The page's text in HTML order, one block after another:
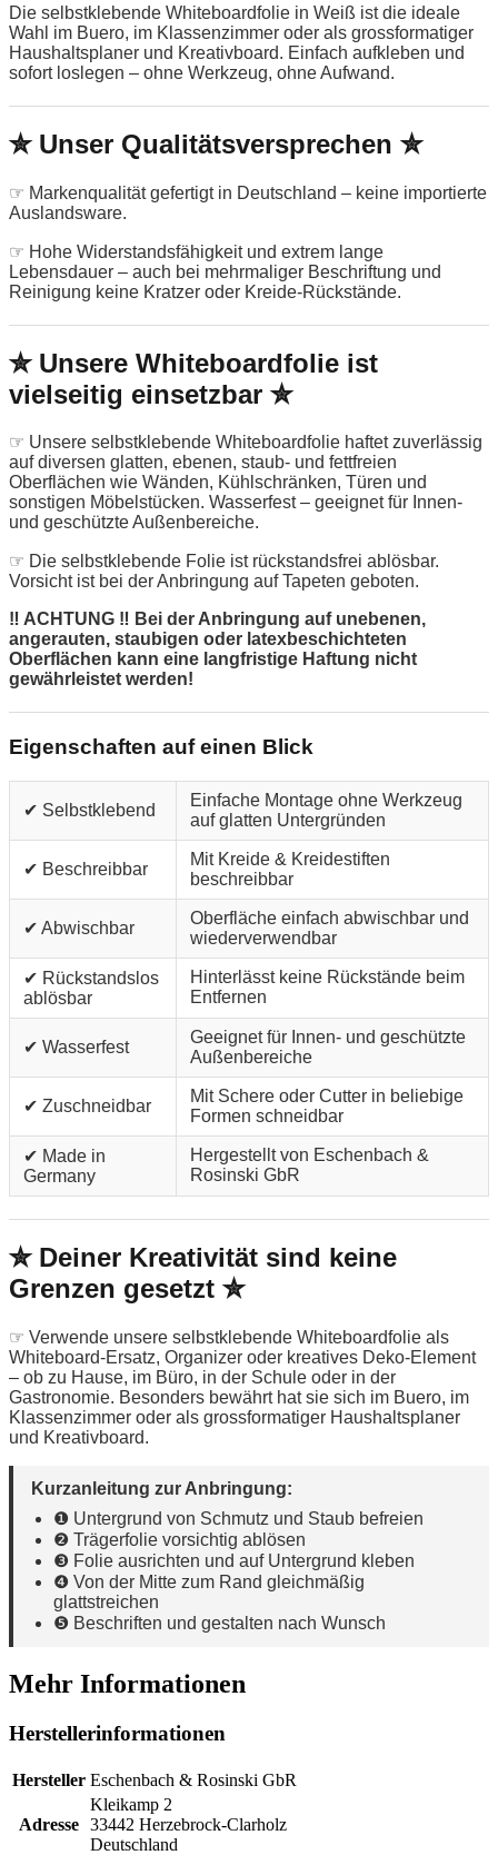
Die selbstklebende Whiteboardfolie in Weiß ist die ideale
Wahl im Buero, im Klassenzimmer oder als grossformatiger
Haushaltsplaner und Kreativboard. Einfach aufkleben und
sofort loslegen – ohne Werkzeug, ohne Aufwand.
✮ Unser Qualitätsversprechen ✮
☞ Markenqualität gefertigt in Deutschland – keine importierte
Auslandsware.
☞ Hohe Widerstandsfähigkeit und extrem lange
Lebensdauer – auch bei mehrmaliger Beschriftung und
Reinigung keine Kratzer oder Kreide-Rückstände.
✮ Unsere Whiteboardfolie ist
vielseitig einsetzbar ✮
☞ Unsere selbstklebende Whiteboardfolie haftet zuverlässig
auf diversen glatten, ebenen, staub- und fettfreien
Oberflächen wie Wänden, Kühlschränken, Türen und
sonstigen Möbelstücken. Wasserfest – geeignet für Innen-
und geschützte Außenbereiche.
☞ Die selbstklebende Folie ist rückstandsfrei ablösbar.
Vorsicht ist bei der Anbringung auf Tapeten geboten.
‼ ACHTUNG ‼ Bei der Anbringung auf unebenen,
angerauten, staubigen oder latexbeschichteten
Oberflächen kann eine langfristige Haftung nicht
gewährleistet werden!
Eigenschaften auf einen Blick
✔ Selbstklebend
Einfache Montage ohne Werkzeug
auf glatten Untergründen
✔ Beschreibbar
Mit Kreide & Kreidestiften
beschreibbar
✔ Abwischbar
Oberfläche einfach abwischbar und
wiederverwendbar
✔ Rückstandslos
ablösbar
Hinterlässt keine Rückstände beim
Entfernen
✔ Wasserfest
Geeignet für Innen- und geschützte
Außenbereiche
✔ Zuschneidbar
Mit Schere oder Cutter in beliebige
Formen schneidbar
✔ Made in
Germany
Hergestellt von Eschenbach &
Rosinski GbR
✮ Deiner Kreativität sind keine
Grenzen gesetzt ✮
☞ Verwende unsere selbstklebende Whiteboardfolie als
Whiteboard-Ersatz, Organizer oder kreatives Deko-Element
– ob zu Hause, im Büro, in der Schule oder in der
Gastronomie. Besonders bewährt hat sie sich im Buero, im
Klassenzimmer oder als grossformatiger Haushaltsplaner
und Kreativboard.
Kurzanleitung zur Anbringung:
❶ Untergrund von Schmutz und Staub befreien
❷ Trägerfolie vorsichtig ablösen
❸ Folie ausrichten und auf Untergrund kleben
❹ Von der Mitte zum Rand gleichmäßig
glattstreichen
❺ Beschriften und gestalten nach Wunsch
Mehr Informationen
Herstellerinformationen
Hersteller Eschenbach & Rosinski GbR
Adresse
Kleikamp 2
33442 Herzebrock-Clarholz
Deutschland